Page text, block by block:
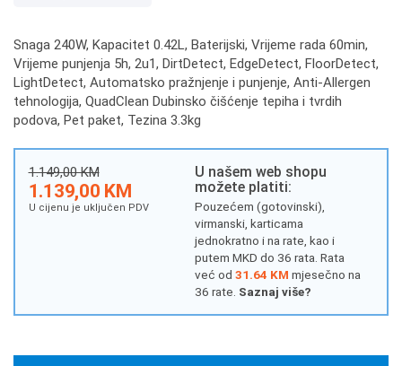
Snaga 240W, Kapacitet 0.42L, Baterijski, Vrijeme rada 60min,
Vrijeme punjenja 5h, 2u1, DirtDetect, EdgeDetect, FloorDetect,
LightDetect, Automatsko pražnjenje i punjenje, Anti-Allergen
tehnologija, QuadClean Dubinsko čišćenje tepiha i tvrdih
podova, Pet paket, Tezina 3.3kg
1.149,00 KM
1.139,00 KM
U cijenu je uključen PDV
U našem web shopu
možete platiti:
Pouzećem (gotovinski),
virmanski, karticama
jednokratno i na rate, kao i
putem MKD do 36 rata. Rata
već od 31.64 KM mjesečno na
36 rate. Saznaj više?